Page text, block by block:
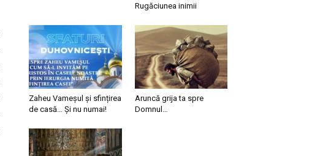
Rugăciunea inimii
Zaheu Vameșul și sfințirea
de casă… Și nu numai!
Aruncă grija ta spre
Domnul…